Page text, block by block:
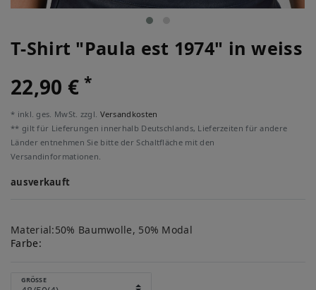
T-Shirt "Paula est 1974" in weiss
22,90 €*
* inkl. ges. MwSt. zzgl. Versandkosten
** gilt für Lieferungen innerhalb Deutschlands, Lieferzeiten für andere
Länder entnehmen Sie bitte der Schaltfläche mit den
Versandinformationen.
ausverkauft
Material:50% Baumwolle, 50% Modal
Farbe:
GRÖSSE